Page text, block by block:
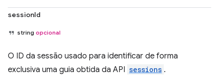
sessionId
string opcional
O ID da sessão usado para identificar de forma
exclusiva uma guia obtida da API sessions .